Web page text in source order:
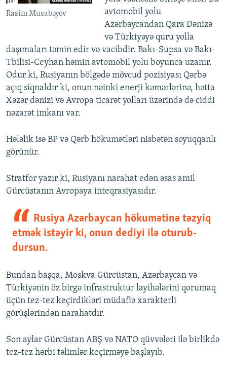
Rasim Musabəyov
avtomobil yolu
Azərbaycandan Qara Dənizə
və Türkiyəyə quru yolla
daşımaları təmin edir və vacibdir. Bakı-Supsa və Bakı-
Tbilisi-Ceyhan həmin avtomobil yolu boyunca uzanır.
Odur ki, Rusiyanın bölgədə mövcud pozisiyası Qərbə
açıq siqnaldır ki, onun nəinki enerji kəmərlərinə, hətta
Xəzər dənizi və Avropa ticarət yolları üzərində də ciddi
nəzarət imkanı var.
Hələlik isə BP və Qərb hökumətləri nisbətən soyuqqanlı
görünür.
Stratfor yazır ki, Rusiyanı narahat edən əsas amil
Gürcüstanın Avropaya inteqrasiyasıdır.
Rusiya Azərbaycan hökumətinə təzyiq
etmək istəyir ki, onun dediyi ilə oturub-
dursun.
Bundan başqa, Moskva Gürcüstan, Azərbaycan və
Türkiyənin öz birgə infrastruktur layihələrini qorumaq
üçün tez-tez keçirdikləri müdafiə xarakterli
görüşlərindən narahatdır.
Son aylar Gürcüstan ABŞ və NATO qüvvələri ilə birlikdə
tez-tez hərbi təlimlər keçirməyə başlayıb.